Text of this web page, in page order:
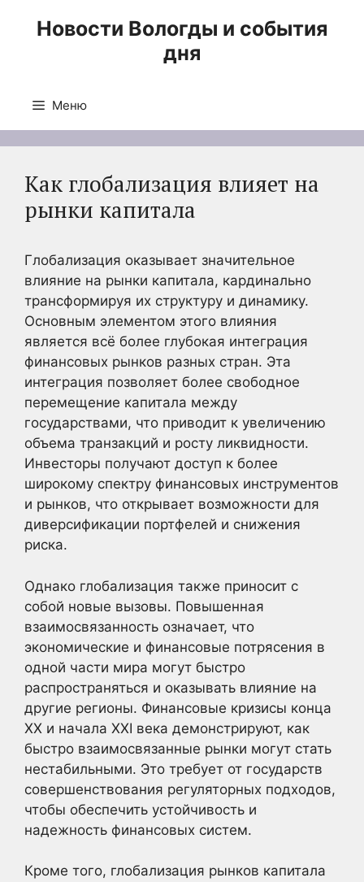
Новости Вологды и события
дня
Меню
Как глобализация влияет на
рынки капитала
Глобализация оказывает значительное
влияние на рынки капитала, кардинально
трансформируя их структуру и динамику.
Основным элементом этого влияния
является всё более глубокая интеграция
финансовых рынков разных стран. Эта
интеграция позволяет более свободное
перемещение капитала между
государствами, что приводит к увеличению
объема транзакций и росту ликвидности.
Инвесторы получают доступ к более
широкому спектру финансовых инструментов
и рынков, что открывает возможности для
диверсификации портфелей и снижения
риска.
Однако глобализация также приносит с
собой новые вызовы. Повышенная
взаимосвязанность означает, что
экономические и финансовые потрясения в
одной части мира могут быстро
распространяться и оказывать влияние на
другие регионы. Финансовые кризисы конца
XX и начала XXI века демонстрируют, как
быстро взаимосвязанные рынки могут стать
нестабильными. Это требует от государств
совершенствования регуляторных подходов,
чтобы обеспечить устойчивость и
надежность финансовых систем.
Кроме того, глобализация рынков капитала